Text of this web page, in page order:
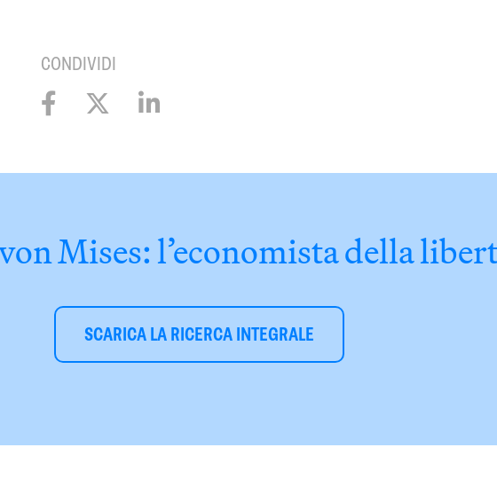
CONDIVIDI
Mises: l’economista della
SCARICA LA RICERCA INTEGRALE